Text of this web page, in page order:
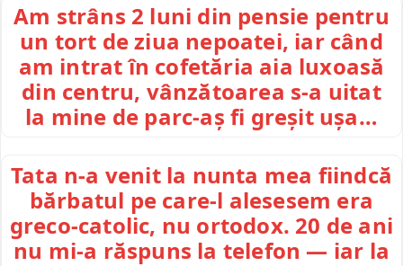
Am strâns 2 luni din pensie pentru
un tort de ziua nepoatei, iar când
am intrat în cofetăria aia luxoasă
din centru, vânzătoarea s-a uitat
la mine de parc-aș fi greșit ușa…
Tata n-a venit la nunta mea fiindcă
bărbatul pe care-l alesesem era
greco-catolic, nu ortodox. 20 de ani
nu mi-a răspuns la telefon — iar la